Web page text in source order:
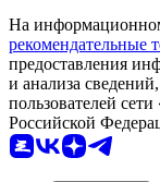
На
рекомендательные
предоставления
и анализа
пользователей
Российской